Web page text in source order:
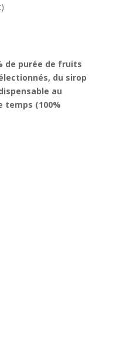
de purée de fruits
du sirop
au
temps (100%